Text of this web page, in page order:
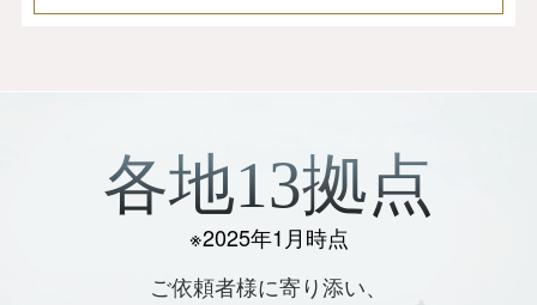
各地13拠点
※2025年1月時点
ご依頼者様に寄り添い、